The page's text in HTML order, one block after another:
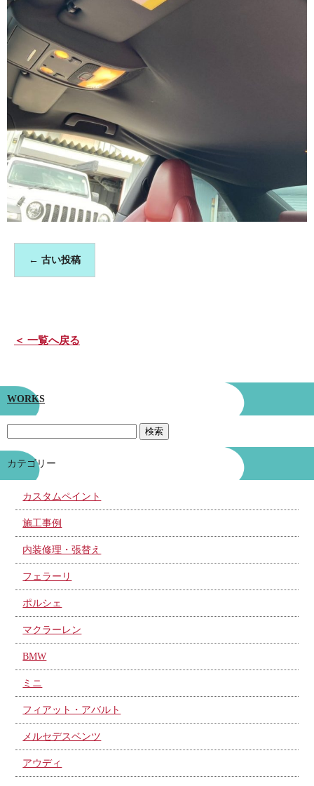
← 古い投稿
＜ 一覧へ戻る
WORKS
カテゴリー
カスタムペイント
施工事例
内装修理・張替え
フェラーリ
ポルシェ
マクラーレン
BMW
ミニ
フィアット・アバルト
メルセデスベンツ
アウディ